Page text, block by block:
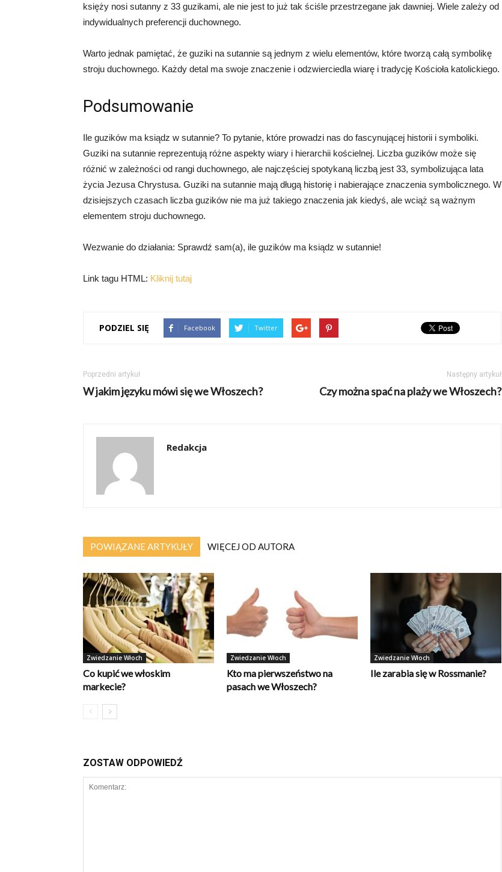
księży nosi sutanny z 33 guzikami, ale nie jest to już tak ściśle przestrzegane jak dawniej. Wiele zależy od
indywidualnych preferencji duchownego.
Warto jednak pamiętać, że guziki na sutannie są jednym z wielu elementów, które tworzą całą symbolikę
stroju duchownego. Każdy detal ma swoje znaczenie i odzwierciedla wiarę i tradycję Kościoła katolickiego.
Podsumowanie
Ile guzików ma ksiądz w sutannie? To pytanie, które prowadzi nas do fascynującej historii i symboliki.
Guziki na sutannie reprezentują różne aspekty wiary i hierarchii kościelnej. Liczba guzików może się
różnić w zależności od rangi duchownego, ale najczęściej spotykaną liczbą jest 33, symbolizująca lata
życia Jezusa Chrystusa. Guziki na sutannie mają długą historię i nabierające znaczenia symbolicznego. W
dzisiejszych czasach liczba guzików nie ma już takiego znaczenia jak kiedyś, ale wciąż są ważnym
elementem stroju duchownego.
Wezwanie do działania: Sprawdź sam(a), ile guzików ma ksiądz w sutannie!
Link tagu HTML: Kliknij tutaj
PODZIEL SIĘ Facebook Twitter
Poprzedni artykuł
W jakim języku mówi się we Włoszech?
Następny artykuł
Czy można spać na plaży we Włoszech?
Redakcja
POWIĄZANE ARTYKUŁY WIĘCEJ OD AUTORA
Zwiedzanie Włoch
Co kupić we włoskim
markecie?
Zwiedzanie Włoch
Kto ma pierwszeństwo na
pasach we Włoszech?
Zwiedzanie Włoch
Ile zarabia się w Rossmanie?
ZOSTAW ODPOWIEDŹ